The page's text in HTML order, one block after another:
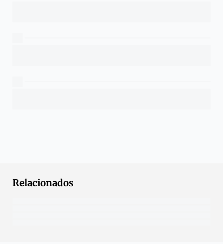
Relacionados